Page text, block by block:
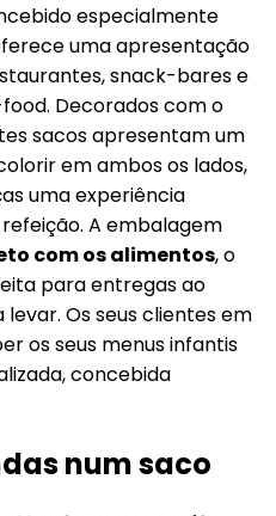
especialmente
uma apresentação
snack-bares e
Decorados com o
sacos apresentam um
em ambos os lados,
uma experiência
A embalagem
com os alimentos, o
para entregas ao
Os seus clientes em
os seus menus infantis
concebida
num saco